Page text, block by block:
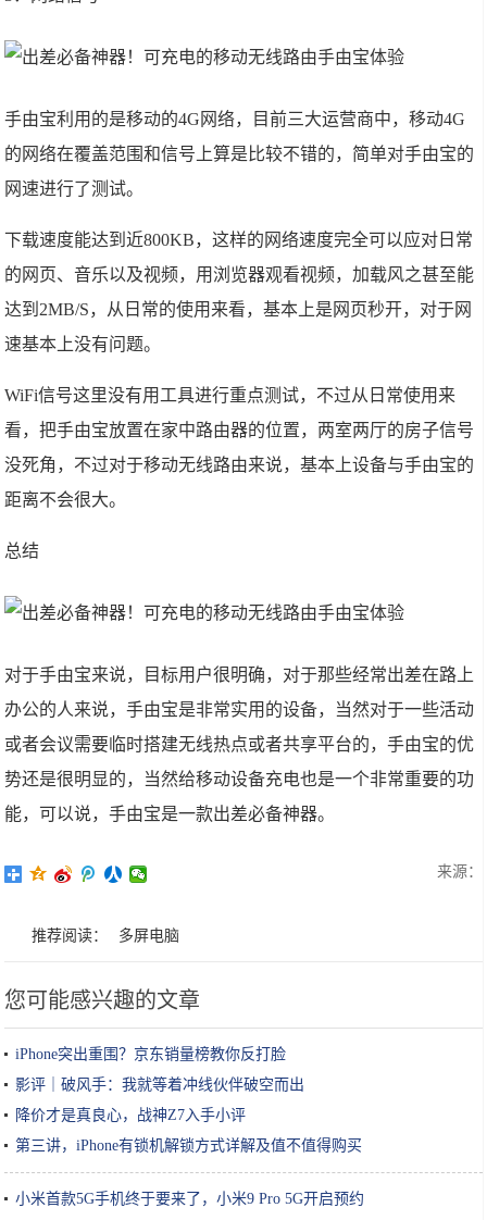
手由宝利用的是移动的4G网络，目前三大运营商中，移动4G
的网络在覆盖范围和信号上算是比较不错的，简单对手由宝的
网速进行了测试。
下载速度能达到近800KB，这样的网络速度完全可以应对日常
的网页、音乐以及视频，用浏览器观看视频，加载风之甚至能
达到2MB/S，从日常的使用来看，基本上是网页秒开，对于网
速基本上没有问题。
WiFi信号这里没有用工具进行重点测试，不过从日常使用来
看，把手由宝放置在家中路由器的位置，两室两厅的房子信号
没死角，不过对于移动无线路由来说，基本上设备与手由宝的
距离不会很大。
总结
对于手由宝来说，目标用户很明确，对于那些经常出差在路上
办公的人来说，手由宝是非常实用的设备，当然对于一些活动
或者会议需要临时搭建无线热点或者共享平台的，手由宝的优
势还是很明显的，当然给移动设备充电也是一个非常重要的功
能，可以说，手由宝是一款出差必备神器。
来源：
推荐阅读： 多屏电脑
您可能感兴趣的文章
iPhone突出重围？京东销量榜教你反打脸
影评｜破风手：我就等着冲线伙伴破空而出
降价才是真良心，战神Z7入手小评
第三讲，iPhone有锁机解锁方式详解及值不值得购买
小米首款5G手机终于要来了，小米9 Pro 5G开启预约